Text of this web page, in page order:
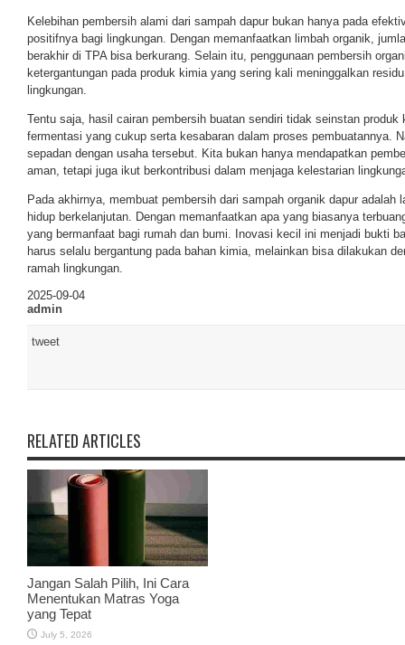
Kelebihan pembersih alami dari sampah dapur bukan hanya pada
positifnya bagi lingkungan. Dengan memanfaatkan limbah organik,
berakhir di TPA bisa berkurang. Selain itu, penggunaan pembersih
ketergantungan pada produk kimia yang sering kali meninggalkan
lingkungan.
Tentu saja, hasil cairan pembersih buatan sendiri tidak seinstan
fermentasi yang cukup serta kesabaran dalam proses pembuatannya.
sepadan dengan usaha tersebut. Kita bukan hanya mendapatkan
aman, tetapi juga ikut berkontribusi dalam menjaga kelestarian
Pada akhirnya, membuat pembersih dari sampah organik dapur adalah
hidup berkelanjutan. Dengan memanfaatkan apa yang biasanya
yang bermanfaat bagi rumah dan bumi. Inovasi kecil ini menjadi bukti
harus selalu bergantung pada bahan kimia, melainkan bisa dilakukan
ramah lingkungan.
2025-09-04
admin
tweet
RELATED ARTICLES
Jangan Salah Pilih, Ini Cara
Menentukan Matras Yoga
yang Tepat
July 5, 2026